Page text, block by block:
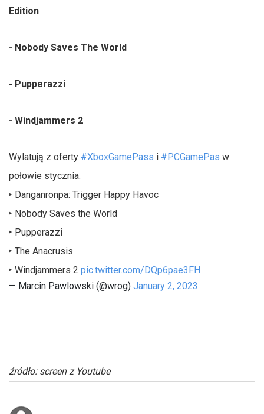
Edition
- Nobody Saves The World
- Pupperazzi
- Windjammers 2
Wylatują z oferty #XboxGamePass i #PCGamePas w
połowie stycznia:
‣ Danganronpa: Trigger Happy Havoc
‣ Nobody Saves the World
‣ Pupperazzi
‣ The Anacrusis
‣ Windjammers 2 pic.twitter.com/DQp6pae3FH
— Marcin Pawlowski (@wrog) January 2, 2023
źródło: screen z Youtube